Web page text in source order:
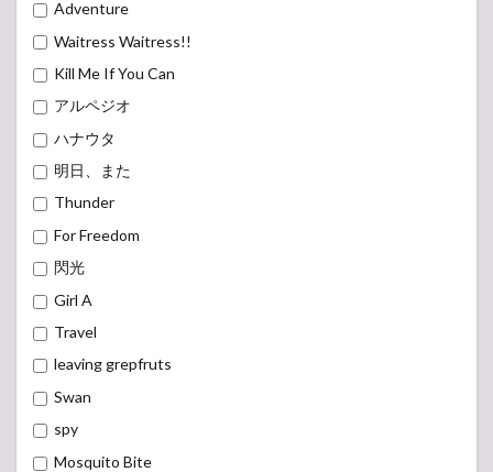
Adventure
Waitress Waitress!!
Kill Me If You Can
アルペジオ
ハナウタ
明日、また
Thunder
For Freedom
閃光
Girl A
Travel
leaving grepfruts
Swan
spy
Mosquito Bite